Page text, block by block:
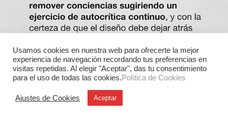
Usamos cookies en nuestra web para ofrecerte la mejor
experiencia de navegación recordando tus preferencias en
visitas repetidas. Al elegir "Aceptar", das tu consentimiento
para el uso de todas las cookies.Política de Cookies
Ajustes de Cookies Aceptar